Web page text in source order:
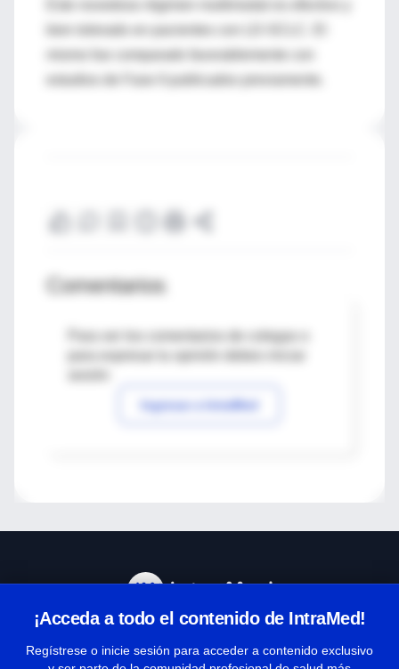
Este novedoso régimen multimodal es efectivo y
Comentarios
Para ver los comentarios de colegas o
Ingresar a IntraMed
¡Acceda a todo el contenido de IntraMed!
Regístrese o inicie sesión para acceder a contenido exclusivo